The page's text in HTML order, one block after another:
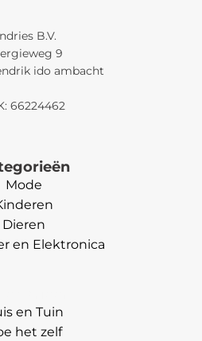
B.V.
9
ido ambacht
66224462
Mode
Dieren
en Elektronica
en Tuin
het zelf